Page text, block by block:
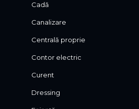
Cadă
Canalizare
Centrală proprie
Contor electric
Curent
Dressing